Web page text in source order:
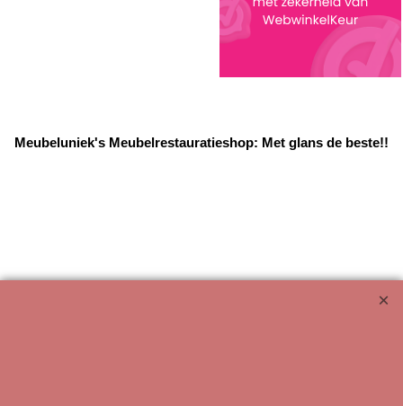
Meubeluniek's Meubelrestauratieshop: Met glans de beste!!